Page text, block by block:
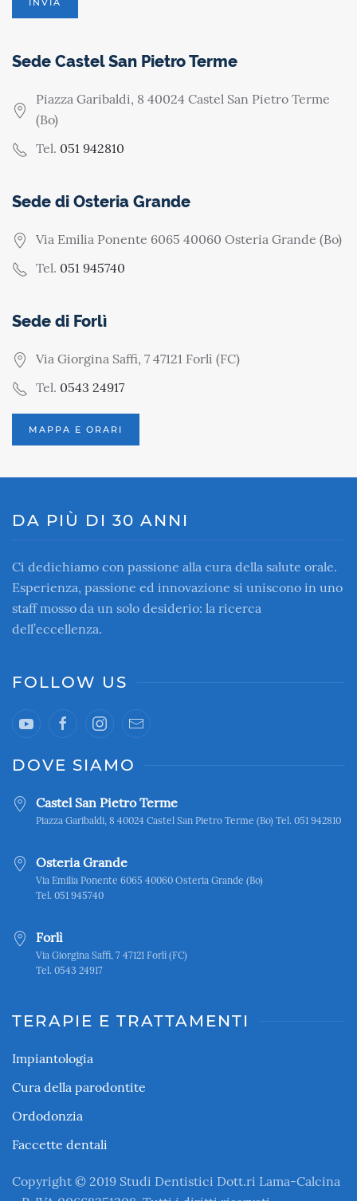
Sede Castel San Pietro Terme
Piazza Garibaldi, 8 40024 Castel San Pietro Terme
(Bo)
Tel. 051 942810
Sede di Osteria Grande
Via Emilia Ponente 6065 40060 Osteria Grande (Bo)
Tel. 051 945740
Sede di Forlì
Via Giorgina Saffi, 7 47121 Forlì (FC)
Tel. 0543 24917
MAPPA E ORARI
DA PIÙ DI 30 ANNI
Ci dedichiamo con passione alla cura della salute orale.
Esperienza, passione ed innovazione si uniscono in uno
staff mosso da un solo desiderio: la ricerca
dell’eccellenza.
FOLLOW US
DOVE SIAMO
Castel San Pietro Terme
Piazza Garibaldi, 8 40024 Castel San Pietro Terme (Bo) Tel. 051 942810
Osteria Grande
Via Emilia Ponente 6065 40060 Osteria Grande (Bo)
Tel. 051 945740
Forlì
Via Giorgina Saffi, 7 47121 Forlì (FC)
Tel. 0543 24917
TERAPIE E TRATTAMENTI
Impiantologia
Cura della parodontite
Ordodonzia
Faccette dentali
Copyright © 2019 Studi Dentistici Dott.ri Lama-Calcina